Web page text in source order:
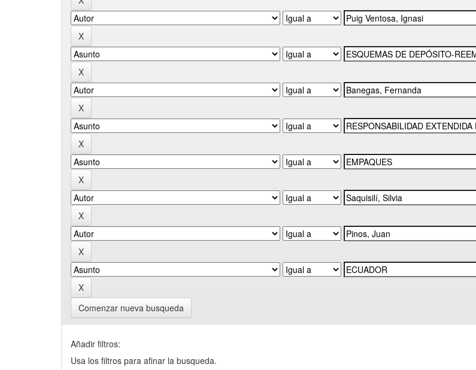
Comenzar nueva busqueda
Añadir filtros:
Usa los filtros para afinar la busqueda.